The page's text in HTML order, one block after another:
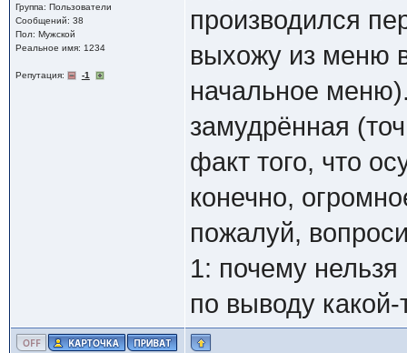
Группа: Пользователи
Сообщений: 38
Пол: Мужской
Реальное имя: 1234
Репутация: -1
производился
выхожу из меню
начальное
замудрённая
факт того, что
конечно,
пожалуй,
1: почему
по выводу